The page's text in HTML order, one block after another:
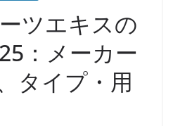
ツエキスの
：メーカー
タイプ・用